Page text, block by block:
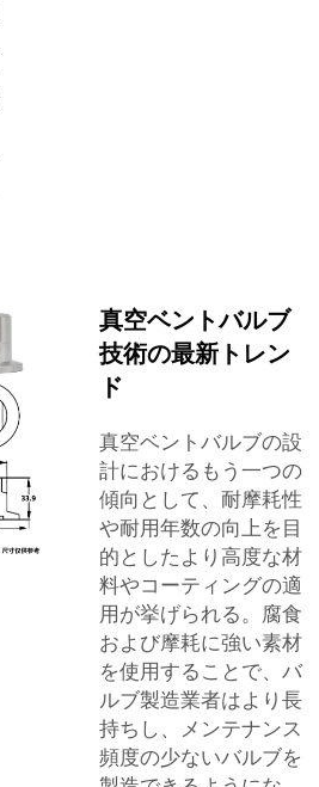
真空ベントバルブ
技術の最新トレン
ド
真空ベントバルブの設
計におけるもう一つの
傾向として、耐摩耗性
や耐用年数の向上を目
的としたより高度な材
料やコーティングの適
用が挙げられる。腐食
および摩耗に強い素材
を使用することで、バ
ルブ製造業者はより長
持ちし、メンテナンス
頻度の少ないバルブを